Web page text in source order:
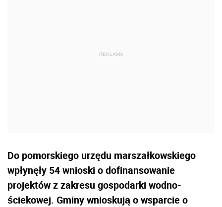
Do pomorskiego urzędu marszałkowskiego
wpłynęły 54 wnioski o dofinansowanie
projektów z zakresu gospodarki wodno-
ściekowej. Gminy wnioskują o wsparcie o